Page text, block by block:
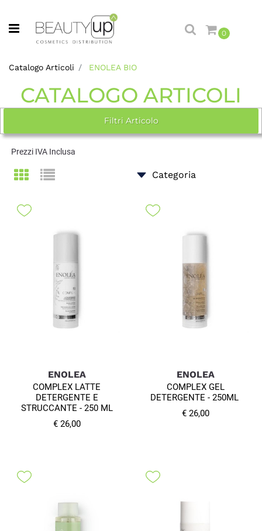
Open menu
0
Catalogo Articoli ENOLEA BIO
CATALOGO ARTICOLI
Filtri Articolo
Prezzi IVA Inclusa
ENOLEA
COMPLEX LATTE
DETERGENTE E
STRUCCANTE - 250 ML
€ 26,00
ENOLEA
COMPLEX GEL
DETERGENTE - 250ML
€ 26,00